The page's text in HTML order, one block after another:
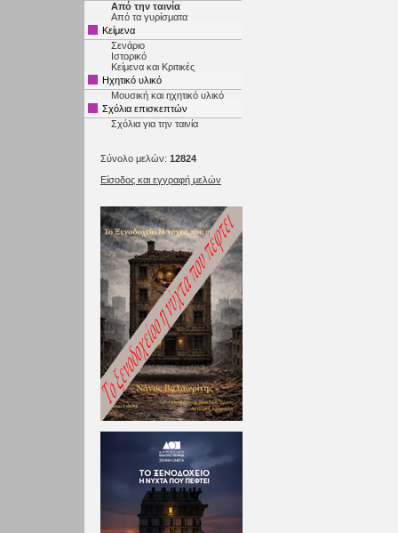
Από την ταινία
Από τα γυρίσματα
Κείμενα
Σενάριο
Ιστορικό
Κείμενα και Κριτικές
Ηχητικό υλικό
Μουσική και ηχητικό υλικό
Σχόλια επισκεπτών
Σχόλια για την ταινία
Σύνολο μελών: 12824
Είσοδος και εγγραφή μελών